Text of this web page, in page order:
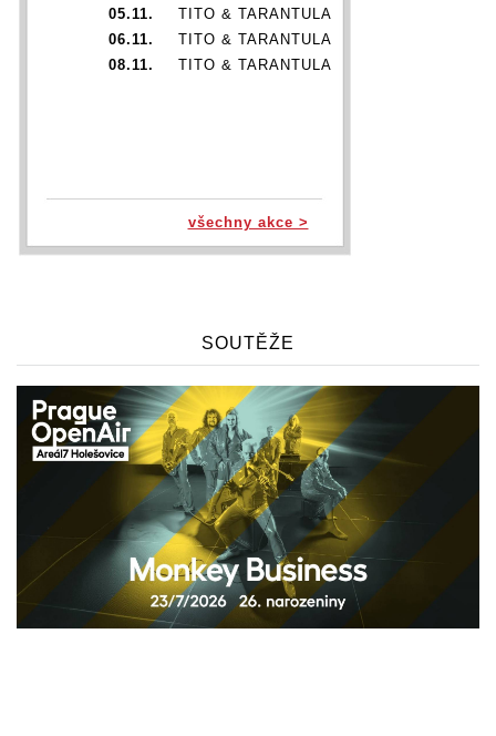
05.11.
TITO & TARANTULA
06.11.
TITO & TARANTULA
08.11.
TITO & TARANTULA
všechny akce >
SOUTĚŽE